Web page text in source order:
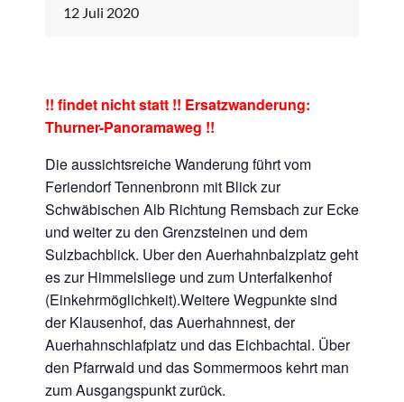
12 Juli 2020
!! findet nicht statt !! Ersatzwanderung:
Thurner-Panoramaweg !!
Die aussichtsreiche Wanderung führt vom
Feriendorf Tennenbronn mit Blick zur
Schwäbischen Alb Richtung Remsbach zur Ecke
und weiter zu den Grenzsteinen und dem
Sulzbachblick. Uber den Auerhahnbalzplatz geht
es zur Himmelsliege und zum Unterfalkenhof
(Einkehrmöglichkeit).Weitere Wegpunkte sind
der Klausenhof, das Auerhahnnest, der
Auerhahnschlafplatz und das Eichbachtal. Über
den Pfarrwald und das Sommermoos kehrt man
zum Ausgangspunkt zurück.